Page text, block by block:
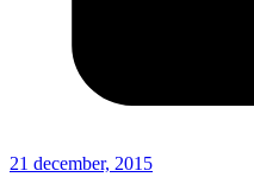
21 december, 2015